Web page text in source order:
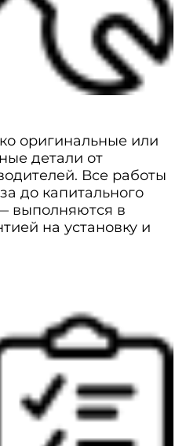
оригинальные или
детали от
Все работы
до капитального
выполняются в
на установку и